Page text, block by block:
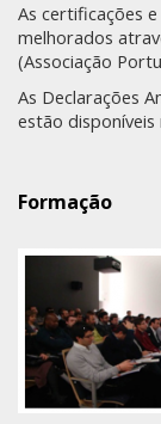
As certificações
melhorados
(Associação
As Declarações
estão
Formação